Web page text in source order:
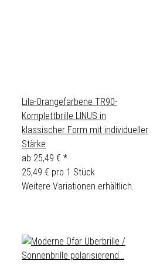
Lila-Orangefarbene TR90-
Komplettbrille LINUS in
klassischer Form mit individueller
Stärke
ab 25,49 € *
25,49 € pro 1 Stück
Weitere Variationen erhältlich.